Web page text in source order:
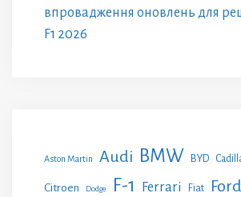
впровадження оновлень для
F1 2026
Aston Martin Audi BMW BYD
Citroen Dodge F-1 Ferrari Fiat Ford